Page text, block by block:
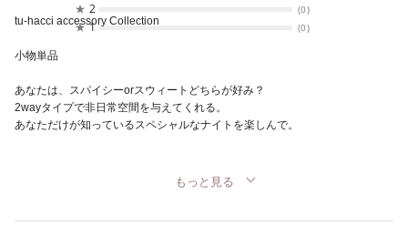
★ 2 (0)
★1 (0)
tu-hacci accessory Collection
小物単品
あなたは、スパイシーorスウィートどちらが好み？
2wayタイプで非日常空間を与えてくれる。
あなただけが知っているスペシャルなナイトを楽しんで。
もっと見る